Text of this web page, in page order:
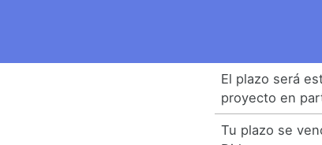
El plazo será
proyecto en
Tu plazo se